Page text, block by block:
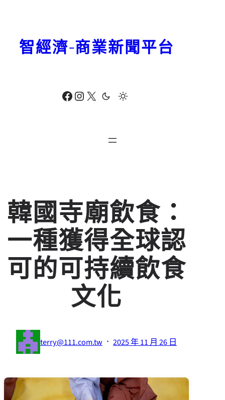
Facebook Instagram X
智經濟-商業新聞平台
韓國寺廟飲食：
一種獲得全球認
可的可持續飲食
文化
terry@111.com.tw · 2025 年 11 月 26 日